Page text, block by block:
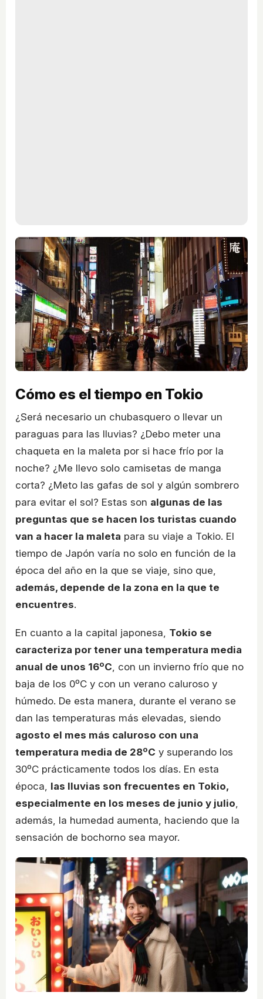
Cómo es el tiempo en Tokio
¿Será necesario un chubasquero o llevar un
paraguas para las lluvias? ¿Debo meter una
chaqueta en la maleta por si hace frío por la
noche? ¿Me llevo solo camisetas de manga
corta? ¿Meto las gafas de sol y algún sombrero
para evitar el sol? Estas son algunas de las
preguntas que se hacen los turistas cuando
van a hacer la maleta para su viaje a Tokio. El
tiempo de Japón varía no solo en función de la
época del año en la que se viaje, sino que,
además, depende de la zona en la que te
encuentres.
En cuanto a la capital japonesa, Tokio se
caracteriza por tener una temperatura media
anual de unos 16ºC, con un invierno frío que no
baja de los 0ºC y con un verano caluroso y
húmedo. De esta manera, durante el verano se
dan las temperaturas más elevadas, siendo
agosto el mes más caluroso con una
temperatura media de 28ºC y superando los
30ºC prácticamente todos los días. En esta
época, las lluvias son frecuentes en Tokio,
especialmente en los meses de junio y julio,
además, la humedad aumenta, haciendo que la
sensación de bochorno sea mayor.